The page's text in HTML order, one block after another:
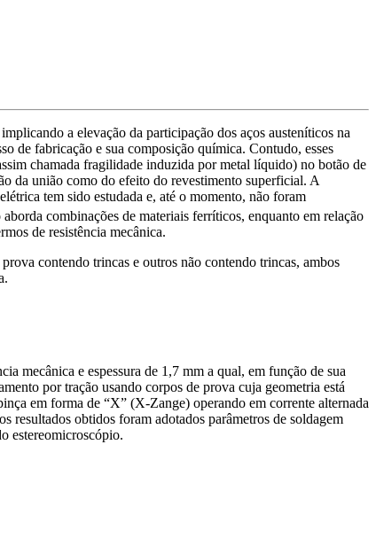
a elevação da participação dos aços austeníticos na
de fabricação e sua composição química. Contudo, esses
chamada fragilidade induzida por metal líquido) no botão de
da união como do efeito do revestimento superficial. A
tem sido estudada e, até o momento, não foram
aborda combinações de materiais ferríticos, enquanto em relação
de resistência mecânica.
contendo trincas e outros não contendo trincas, ambos
mecânica e espessura de 1,7 mm a qual, em função de sua
por tração usando corpos de prova cuja geometria está
em forma de “X” (X-Zange) operando em corrente alternada
resultados obtidos foram adotados parâmetros de soldagem
estereomicroscópio.